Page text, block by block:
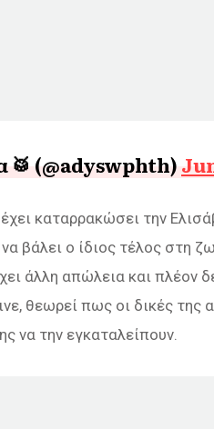
(@adyswphth)
καταρρακώσει την
βάλει ο ίδιος τέλος στη
άλλη απώλεια και πλέον
θεωρεί πως οι δικές
να την εγκαταλείπουν.